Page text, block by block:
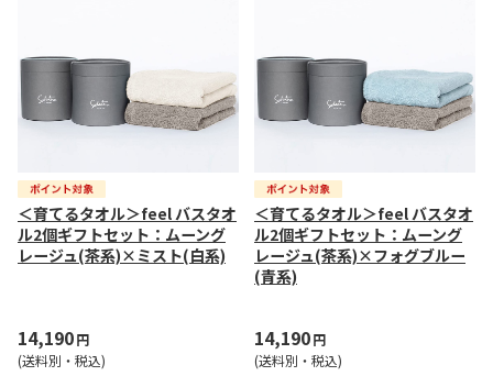
＜育てるタオル＞feel バスタオ
ル2個ギフトセット：ムーング
レージュ(茶系)×ミスト(白系)
14,190円
(送料別・税込)
＜育てるタオル＞feel バスタオ
ル2個ギフトセット：ムーング
レージュ(茶系)×フォグブルー
(青系)
14,190円
(送料別・税込)